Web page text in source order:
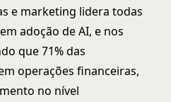
e marketing lidera todas
adoção de AI, e nos
que 71% das
operações financeiras,
no nível